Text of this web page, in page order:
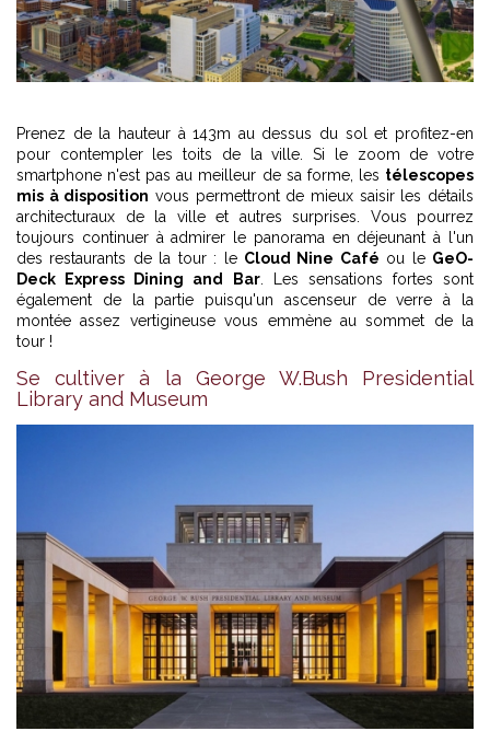
Prenez de la hauteur à 143m au dessus du sol et profitez-en
pour contempler les toits de la ville. Si le zoom de votre
smartphone n'est pas au meilleur de sa forme, les télescopes
mis à disposition vous permettront de mieux saisir les détails
architecturaux de la ville et autres surprises. Vous pourrez
toujours continuer à admirer le panorama en déjeunant à l'un
des restaurants de la tour : le Cloud Nine Café ou le GeO-
Deck Express Dining and Bar. Les sensations fortes sont
également de la partie puisqu'un ascenseur de verre à la
montée assez vertigineuse vous emmène au sommet de la
tour !
Se cultiver à la George W.Bush Presidential
Library and Museum